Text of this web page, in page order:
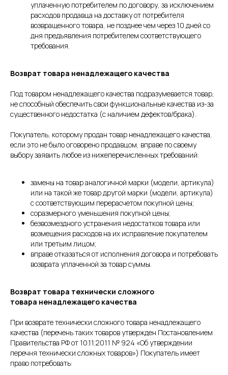
уплаченную потребителем по договору, за исключением
расходов продавца на доставку от потребителя
возвращенного товара, не позднее чем через 10 дней со
дня предъявления потребителем соответствующего
требования.
Возврат товара ненадлежащего качества
Под товаром ненадлежащего качества подразумевается товар,
не способный обеспечить свои функциональные качества из-за
существенного недостатка (с наличием дефектов/брака).
Покупатель, которому продан товар ненадлежащего качества,
если это не было оговорено продавцом, вправе по своему
выбору заявить любое из нижеперечисленных требований:
замены на товар аналогичной марки (модели, артикула)
или на такой же товар другой марки (модели, артикула)
с соответствующим перерасчетом покупной цены;
соразмерного уменьшения покупной цены;
безвозмездного устранения недостатков товара или
возмещения расходов на их исправление покупателем
или третьим лицом;
вправе отказаться от исполнения договора и потребовать
возврата уплаченной за товар суммы.
Возврат товара технически сложного
товара ненадлежащего качества
При возврате технически сложного товара ненадлежащего
качества (перечень таких товаров утвержден Постановлением
Правительства РФ от 10.11.2011 № 924 «Об утверждении
перечня технически сложных товаров») Покупатель имеет
право потребовать: